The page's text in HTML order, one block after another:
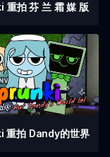
重拍 芬 兰 霜 媒 版
重拍 Dandy的世界